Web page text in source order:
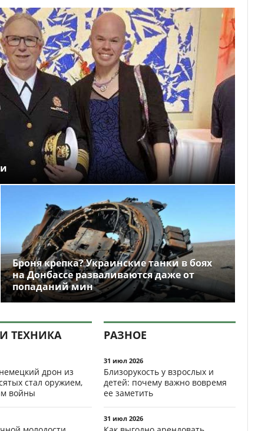
Броня крепка? Украинские танки в боях
на Донбассе разваливаются даже от
попаданий мин
ТЕХНИКА
дрон из
стал оружием,
войны
РАЗНОЕ
31 июл 2026
Близорукость у взрослых и
детей: почему важно вовремя
ее заметить
31 июл 2026